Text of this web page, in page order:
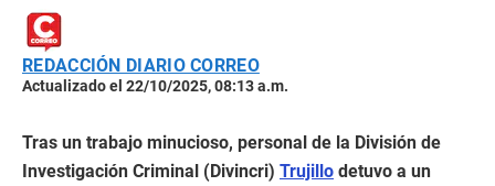
REDACCIÓN DIARIO CORREO
Actualizado el 22/10/2025, 08:13 a.m.
Tras un trabajo minucioso, personal de la División de
Investigación Criminal (Divincri) Trujillo detuvo a un